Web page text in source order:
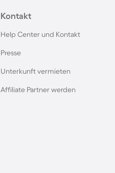
Kontakt
Help Center und Kontakt
Presse
Unterkunft vermieten
Affiliate Partner werden